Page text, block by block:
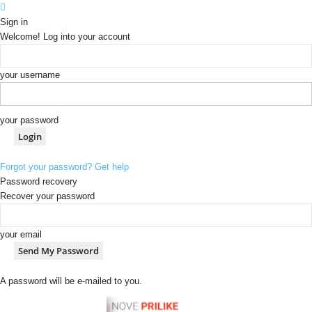
Sign in
Welcome! Log into your account
your username
your password
Forgot your password? Get help
Password recovery
Recover your password
your email
A password will be e-mailed to you.